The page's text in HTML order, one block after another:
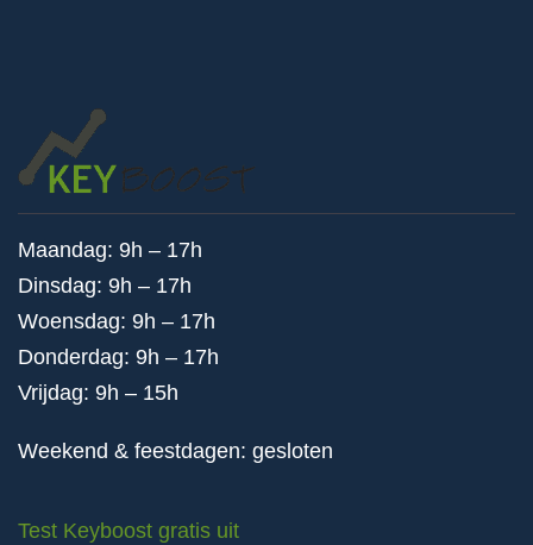
Maandag: 9h – 17h
Dinsdag: 9h – 17h
Woensdag: 9h – 17h
Donderdag: 9h – 17h
Vrijdag: 9h – 15h
Weekend & feestdagen: gesloten
Test Keyboost gratis uit